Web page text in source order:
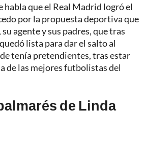
que el Real Madrid logró el
por la propuesta deportiva que
agente y sus padres, que tras
lista para dar el salto al
tenía pretendientes, tras estar
de las mejores futbolistas del
de Linda